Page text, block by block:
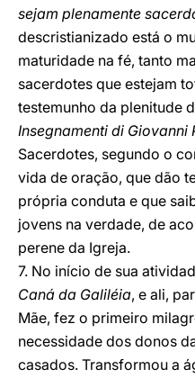
sejam plenamente
descristianizado está o
maturidade na fé, tanto
sacerdotes que estejam
testemunho da plenitude
Insegnamenti di Giovanni
Sacerdotes, segundo o
vida de oração, que dão
própria conduta e que
jovens na verdade, de
perene da Igreja.
7. No início de sua
Caná da Galiléia, e ali,
Mãe, fez o primeiro
necessidade dos donos
casados. Transformou a